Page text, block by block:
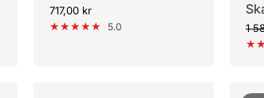
717,00 kr
5.0 1